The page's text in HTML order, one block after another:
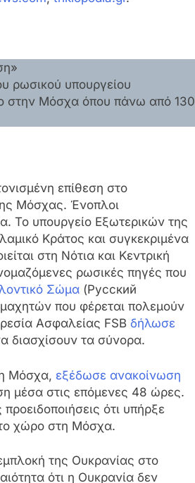
ρωσικού υπουργείου
στην Μόσχα όπου πάνω από 130
επίθεση στο
Μόσχας. Ένοπλοι
Το υπουργείο Εξωτερικών της
Κράτος και συγκεκριμένα
στη Νότια και Κεντρική
ρωσικές πηγές που
Σώμα (Русский
που φέρεται πολεμούν
Ασφαλείας FSB δήλωσε
διασχίσουν τα σύνορα.
Μόσχα, εξέδωσε ανακοίνωση
μέσα στις επόμενες 48 ώρες.
προειδοποιήσεις ότι υπήρξε
χώρο στη Μόσχα.
της Ουκρανίας στο
ότι η Ουκρανία δεν